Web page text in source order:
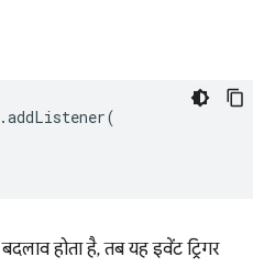
.addListener(
होता है, तब यह इवेंट ट्रिगर